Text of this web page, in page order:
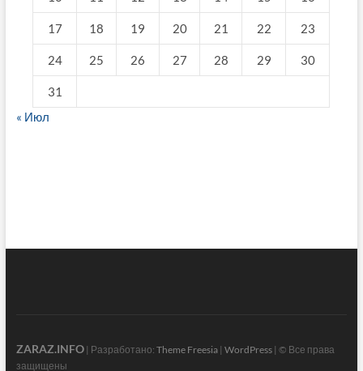
17 18 19 20 21 22 23
24 25 26 27 28 29 30
31
« Июл
ZARAZ.INFO| Разработано: Theme Freesia| WordPress| © Все права
защищены